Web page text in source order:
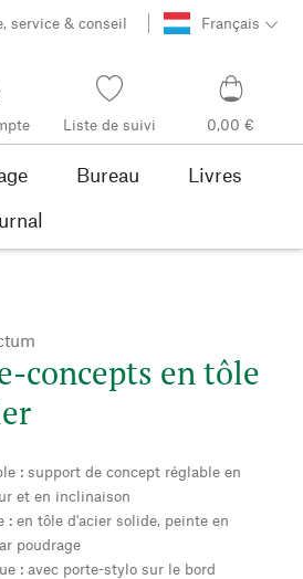
service & conseil Français
Liste de suivi 0,00 €
Bureau
Livres
concepts en tôle
: support de concept réglable en
et en inclinaison
: en tôle d'acier solide, peinte en
poudrage
: avec porte-stylo sur le bord